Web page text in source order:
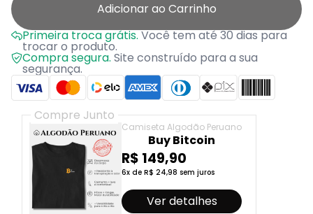
Adicionar ao Carrinho
Primeira troca grátis.Você tem até 30 dias para
trocar o produto.
Compra segura. Site construído para a sua
segurança.
Compre Junto
Camiseta Algodão Peruano
Buy Bitcoin
R$ 149,90
6x de R$ 24,98 sem juros
Ver detalhes